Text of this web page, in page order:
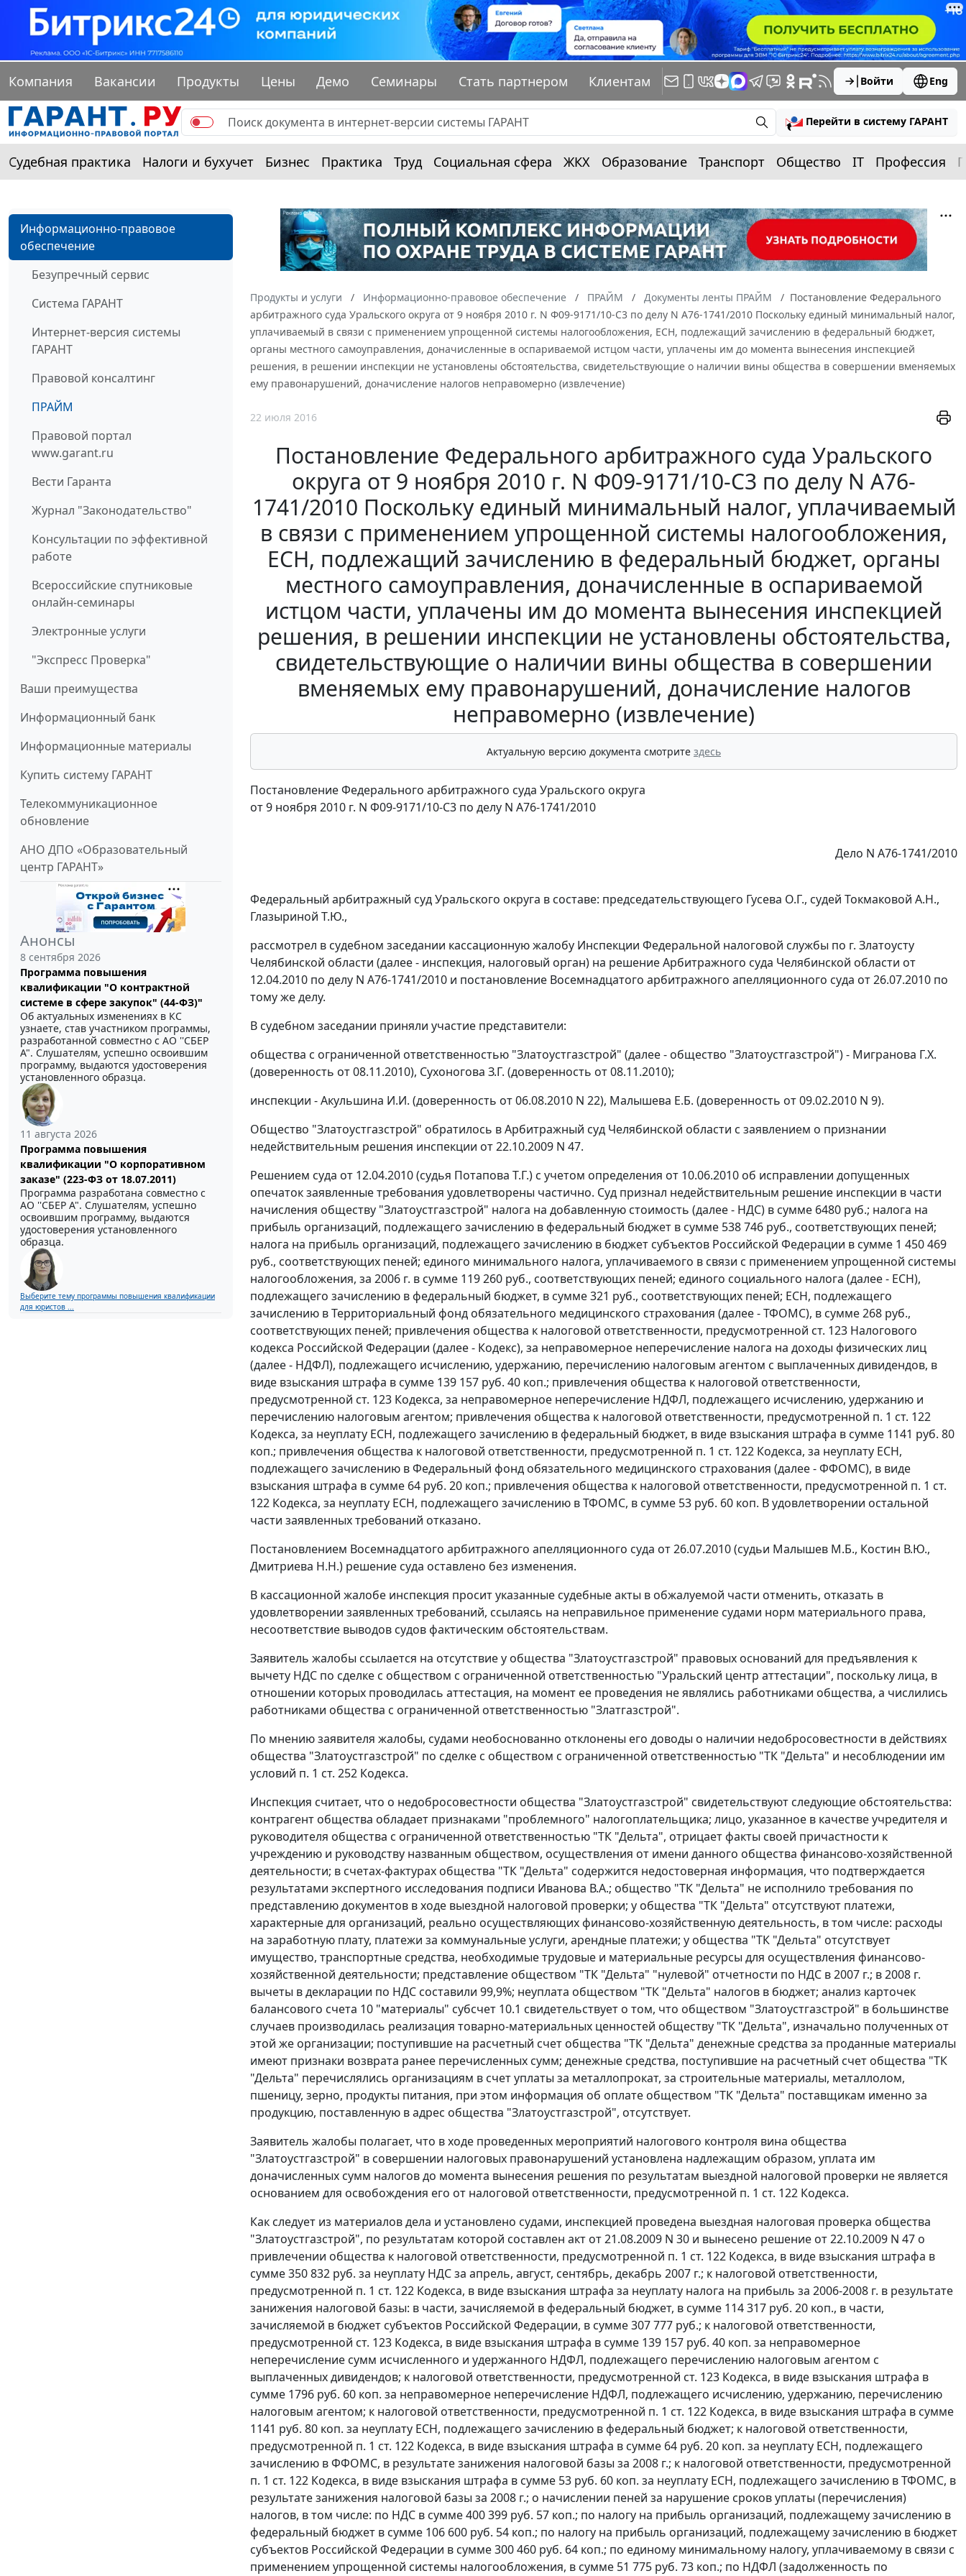
Компания Вакансии Продукты Цены Демо Семинары Стать партнером Клиентам Войти Eng
Перейти в систему ГАРАНТ
Судебная практика Налоги и бухучет Бизнес Практика Труд Социальная сфера ЖКХ Образование Транспорт Общество IT Профессия
Информационно-правовое
обеспечение
Безупречный сервис
Система ГАРАНТ
Интернет-версия системы
ГАРАНТ
Правовой консалтинг
ПРАЙМ
Правовой портал
www.garant.ru
Вести Гаранта
Журнал "Законодательство"
Консультации по эффективной
работе
Всероссийские спутниковые
онлайн-семинары
Электронные услуги
"Экспресс Проверка"
Ваши преимущества
Информационный банк
Информационные материалы
Купить систему ГАРАНТ
Телекоммуникационное
обновление
АНО ДПО «Образовательный
центр ГАРАНТ»
Анонсы
8 сентября 2026
Программа повышения
квалификации "О контрактной
системе в сфере закупок" (44-ФЗ)"
Об актуальных изменениях в КС
узнаете, став участником программы,
разработанной совместно с АО ''СБЕР
А". Слушателям, успешно освоившим
программу, выдаются удостоверения
установленного образца.
11 августа 2026
Программа повышения
квалификации "О корпоративном
заказе" (223-ФЗ от 18.07.2011)
Программа разработана совместно с
АО ''СБЕР А". Слушателям, успешно
освоившим программу, выдаются
удостоверения установленного
образца.
Выберите тему программы повышения квалификации
для юристов ...
Продукты и услуги Информационно-правовое обеспечение ПРАЙМ Документы ленты ПРАЙМ
Постановление Федерального
арбитражного суда Уральского округа от 9 ноября 2010 г. N Ф09-9171/10-С3 по делу N А76-1741/2010 Поскольку единый минимальный налог,
уплачиваемый в связи с применением упрощенной системы налогообложения, ЕСН, подлежащий зачислению в федеральный бюджет,
органы местного самоуправления, доначисленные в оспариваемой истцом части, уплачены им до момента вынесения инспекцией
решения, в решении инспекции не установлены обстоятельства, свидетельствующие о наличии вины общества в совершении вменяемых
ему правонарушений, доначисление налогов неправомерно (извлечение)
22 июля 2016
Постановление Федерального арбитражного суда Уральского
округа от 9 ноября 2010 г. N Ф09-9171/10-С3 по делу N А76-
1741/2010 Поскольку единый минимальный налог, уплачиваемый
в связи с применением упрощенной системы налогообложения,
ЕСН, подлежащий зачислению в федеральный бюджет, органы
местного самоуправления, доначисленные в оспариваемой
истцом части, уплачены им до момента вынесения инспекцией
решения, в решении инспекции не установлены обстоятельства,
свидетельствующие о наличии вины общества в совершении
вменяемых ему правонарушений, доначисление налогов
неправомерно (извлечение)
Актуальную версию документа смотрите здесь
Постановление Федерального арбитражного суда Уральского округа
от 9 ноября 2010 г. N Ф09-9171/10-С3 по делу N А76-1741/2010
Дело N А76-1741/2010
Федеральный арбитражный суд Уральского округа в составе: председательствующего Гусева О.Г., судей Токмаковой А.Н.,
Глазыриной Т.Ю.,
рассмотрел в судебном заседании кассационную жалобу Инспекции Федеральной налоговой службы по г. Златоусту
Челябинской области (далее - инспекция, налоговый орган) на решение Арбитражного суда Челябинской области от
12.04.2010 по делу N А76-1741/2010 и постановление Восемнадцатого арбитражного апелляционного суда от 26.07.2010 по
тому же делу.
В судебном заседании приняли участие представители:
общества с ограниченной ответственностью "Златоустгазстрой" (далее - общество "Златоустгазстрой") - Мигранова Г.Х.
(доверенность от 08.11.2010), Сухоногова З.Г. (доверенность от 08.11.2010);
инспекции - Акульшина И.И. (доверенность от 06.08.2010 N 22), Малышева Е.Б. (доверенность от 09.02.2010 N 9).
Общество "Златоустгазстрой" обратилось в Арбитражный суд Челябинской области с заявлением о признании
недействительным решения инспекции от 22.10.2009 N 47.
Решением суда от 12.04.2010 (судья Потапова Т.Г.) с учетом определения от 10.06.2010 об исправлении допущенных
опечаток заявленные требования удовлетворены частично. Суд признал недействительным решение инспекции в части
начисления обществу "Златоустгазстрой" налога на добавленную стоимость (далее - НДС) в сумме 6480 руб.; налога на
прибыль организаций, подлежащего зачислению в федеральный бюджет в сумме 538 746 руб., соответствующих пеней;
налога на прибыль организаций, подлежащего зачислению в бюджет субъектов Российской Федерации в сумме 1 450 469
руб., соответствующих пеней; единого минимального налога, уплачиваемого в связи с применением упрощенной системы
налогообложения, за 2006 г. в сумме 119 260 руб., соответствующих пеней; единого социального налога (далее - ЕСН),
подлежащего зачислению в федеральный бюджет, в сумме 321 руб., соответствующих пеней; ЕСН, подлежащего
зачислению в Территориальный фонд обязательного медицинского страхования (далее - ТФОМС), в сумме 268 руб.,
соответствующих пеней; привлечения общества к налоговой ответственности, предусмотренной ст. 123 Налогового
кодекса Российской Федерации (далее - Кодекс), за неправомерное неперечисление налога на доходы физических лиц
(далее - НДФЛ), подлежащего исчислению, удержанию, перечислению налоговым агентом с выплаченных дивидендов, в
виде взыскания штрафа в сумме 139 157 руб. 40 коп.; привлечения общества к налоговой ответственности,
предусмотренной ст. 123 Кодекса, за неправомерное неперечисление НДФЛ, подлежащего исчислению, удержанию и
перечислению налоговым агентом; привлечения общества к налоговой ответственности, предусмотренной п. 1 ст. 122
Кодекса, за неуплату ЕСН, подлежащего зачислению в федеральный бюджет, в виде взыскания штрафа в сумме 1141 руб. 80
коп.; привлечения общества к налоговой ответственности, предусмотренной п. 1 ст. 122 Кодекса, за неуплату ЕСН,
подлежащего зачислению в Федеральный фонд обязательного медицинского страхования (далее - ФФОМС), в виде
взыскания штрафа в сумме 64 руб. 20 коп.; привлечения общества к налоговой ответственности, предусмотренной п. 1 ст.
122 Кодекса, за неуплату ЕСН, подлежащего зачислению в ТФОМС, в сумме 53 руб. 60 коп. В удовлетворении остальной
части заявленных требований отказано.
Постановлением Восемнадцатого арбитражного апелляционного суда от 26.07.2010 (судьи Малышев М.Б., Костин В.Ю.,
Дмитриева Н.Н.) решение суда оставлено без изменения.
В кассационной жалобе инспекция просит указанные судебные акты в обжалуемой части отменить, отказать в
удовлетворении заявленных требований, ссылаясь на неправильное применение судами норм материального права,
несоответствие выводов судов фактическим обстоятельствам.
Заявитель жалобы ссылается на отсутствие у общества "Златоустгазстрой" правовых оснований для предъявления к
вычету НДС по сделке с обществом с ограниченной ответственностью "Уральский центр аттестации", поскольку лица, в
отношении которых проводилась аттестация, на момент ее проведения не являлись работниками общества, а числились
работниками общества с ограниченной ответственностью "Златгазстрой".
По мнению заявителя жалобы, судами необоснованно отклонены его доводы о наличии недобросовестности в действиях
общества "Златоустгазстрой" по сделке с обществом с ограниченной ответственностью "ТК "Дельта" и несоблюдении им
условий п. 1 ст. 252 Кодекса.
Инспекция считает, что о недобросовестности общества "Златоустгазстрой" свидетельствуют следующие обстоятельства:
контрагент общества обладает признаками "проблемного" налогоплательщика; лицо, указанное в качестве учредителя и
руководителя общества с ограниченной ответственностью "ТК "Дельта", отрицает факты своей причастности к
учреждению и руководству названным обществом, осуществления от имени данного общества финансово-хозяйственной
деятельности; в счетах-фактурах общества "ТК "Дельта" содержится недостоверная информация, что подтверждается
результатами экспертного исследования подписи Иванова В.А.; общество "ТК "Дельта" не исполнило требования по
представлению документов в ходе выездной налоговой проверки; у общества "ТК "Дельта" отсутствуют платежи,
характерные для организаций, реально осуществляющих финансово-хозяйственную деятельность, в том числе: расходы
на заработную плату, платежи за коммунальные услуги, арендные платежи; у общества "ТК "Дельта" отсутствует
имущество, транспортные средства, необходимые трудовые и материальные ресурсы для осуществления финансово-
хозяйственной деятельности; представление обществом "ТК "Дельта" "нулевой" отчетности по НДС в 2007 г.; в 2008 г.
вычеты в декларации по НДС составили 99,9%; неуплата обществом "ТК "Дельта" налогов в бюджет; анализ карточек
балансового счета 10 "материалы" субсчет 10.1 свидетельствует о том, что обществом "Златоустгазстрой" в большинстве
случаев производилась реализация товарно-материальных ценностей обществу "ТК "Дельта", изначально полученных от
этой же организации; поступившие на расчетный счет общества "ТК "Дельта" денежные средства за проданные материалы
имеют признаки возврата ранее перечисленных сумм; денежные средства, поступившие на расчетный счет общества "ТК
"Дельта" перечислялись организациям в счет уплаты за металлопрокат, за строительные материалы, металлолом,
пшеницу, зерно, продукты питания, при этом информация об оплате обществом "ТК "Дельта" поставщикам именно за
продукцию, поставленную в адрес общества "Златоустгазстрой", отсутствует.
Заявитель жалобы полагает, что в ходе проведенных мероприятий налогового контроля вина общества
"Златоустгазстрой" в совершении налоговых правонарушений установлена надлежащим образом, уплата им
доначисленных сумм налогов до момента вынесения решения по результатам выездной налоговой проверки не является
основанием для освобождения его от налоговой ответственности, предусмотренной п. 1 ст. 122 Кодекса.
Как следует из материалов дела и установлено судами, инспекцией проведена выездная налоговая проверка общества
"Златоустгазстрой", по результатам которой составлен акт от 21.08.2009 N 30 и вынесено решение от 22.10.2009 N 47 о
привлечении общества к налоговой ответственности, предусмотренной п. 1 ст. 122 Кодекса, в виде взыскания штрафа в
сумме 350 832 руб. за неуплату НДС за апрель, август, сентябрь, декабрь 2007 г.; к налоговой ответственности,
предусмотренной п. 1 ст. 122 Кодекса, в виде взыскания штрафа за неуплату налога на прибыль за 2006-2008 г. в результате
занижения налоговой базы: в части, зачисляемой в федеральный бюджет, в сумме 114 317 руб. 20 коп., в части,
зачисляемой в бюджет субъектов Российской Федерации, в сумме 307 777 руб.; к налоговой ответственности,
предусмотренной ст. 123 Кодекса, в виде взыскания штрафа в сумме 139 157 руб. 40 коп. за неправомерное
неперечисление сумм исчисленного и удержанного НДФЛ, подлежащего перечислению налоговым агентом с
выплаченных дивидендов; к налоговой ответственности, предусмотренной ст. 123 Кодекса, в виде взыскания штрафа в
сумме 1796 руб. 60 коп. за неправомерное неперечисление НДФЛ, подлежащего исчислению, удержанию, перечислению
налоговым агентом; к налоговой ответственности, предусмотренной п. 1 ст. 122 Кодекса, в виде взыскания штрафа в сумме
1141 руб. 80 коп. за неуплату ЕСН, подлежащего зачислению в федеральный бюджет; к налоговой ответственности,
предусмотренной п. 1 ст. 122 Кодекса, в виде взыскания штрафа в сумме 64 руб. 20 коп. за неуплату ЕСН, подлежащего
зачислению в ФФОМС, в результате занижения налоговой базы за 2008 г.; к налоговой ответственности, предусмотренной
п. 1 ст. 122 Кодекса, в виде взыскания штрафа в сумме 53 руб. 60 коп. за неуплату ЕСН, подлежащего зачислению в ТФОМС, в
результате занижения налоговой базы за 2008 г.; о начислении пеней за нарушение сроков уплаты (перечисления)
налогов, в том числе: по НДС в сумме 400 399 руб. 57 коп.; по налогу на прибыль организаций, подлежащему зачислению в
федеральный бюджет в сумме 106 600 руб. 54 коп.; по налогу на прибыль организаций, подлежащему зачислению в бюджет
субъектов Российской Федерации в сумме 300 460 руб. 64 коп.; по единому минимальному налогу, уплачиваемому в связи с
применением упрощенной системы налогообложения, в сумме 51 775 руб. 73 коп.; по НДФЛ (задолженность по